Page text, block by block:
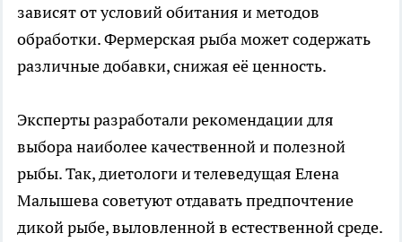
зависят от условий обитания и методов
обработки. Фермерская рыба может содержать
различные добавки, снижая её ценность.
Эксперты разработали рекомендации для
выбора наиболее качественной и полезной
рыбы. Так, диетологи и телеведущая Елена
Малышева советуют отдавать предпочтение
дикой рыбе, выловленной в естественной среде.